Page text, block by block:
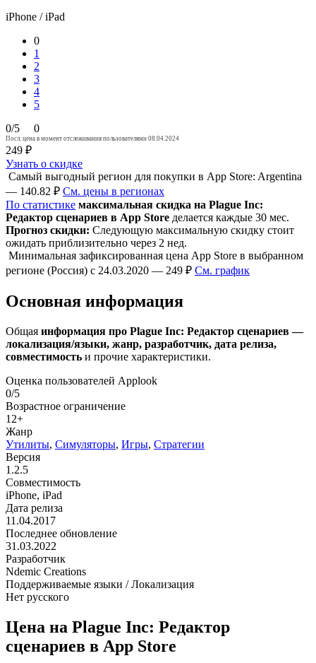
iPhone / iPad
0
1
2
3
4
5
0/5 0
Посл. цена в момент отслеживания пользователями 08.04.2024
249 ₽
Узнать о скидке
Самый выгодный регион для покупки в App Store: Argentina
— 140.82 ₽ См. цены в регионах
По статистике максимальная скидка на Plague Inc:
Редактор сценариев в App Store делается каждые 30 мес.
Прогноз скидки: Следующую максимальную скидку стоит
ожидать приблизительно через 2 нед.
Минимальная зафиксированная цена App Store в выбранном
регионе (Россия) с 24.03.2020 — 249 ₽ См. график
Основная информация
Общая информация про Plague Inc: Редактор сценариев —
локализация/языки, жанр, разработчик, дата релиза,
совместимость и прочие характеристики.
Оценка пользователей Applook
0/5
Возрастное ограничение
12+
Жанр
Утилиты, Симуляторы, Игры, Стратегии
Версия
1.2.5
Совместимость
iPhone, iPad
Дата релиза
11.04.2017
Последнее обновление
31.03.2022
Разработчик
Ndemic Creations
Поддерживаемые языки / Локализация
Нет русского
Цена на Plague Inc: Редактор
сценариев в App Store